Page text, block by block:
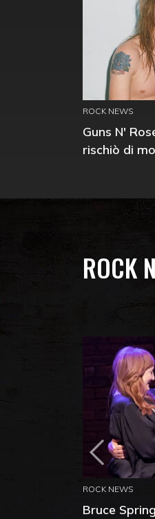
ROCK NEWS
Guns N'
rischiò di
ROCK
ROCK NEWS
Bruce